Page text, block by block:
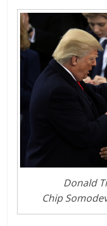
Donald
Chip